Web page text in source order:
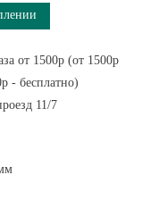
от 1500р (от 1500р
- бесплатно)
11/7